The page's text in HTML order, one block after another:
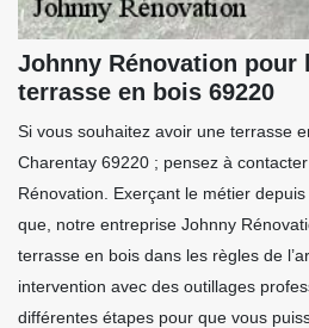
Johnny Rénovation pour
terrasse en bois 69220
Si vous souhaitez avoir une terrasse
Charentay 69220 ; pensez à
Rénovation. Exerçant le métier
que, notre entreprise Johnny
terrasse en bois dans les règles de
intervention avec des outillages
différentes étapes pour que vous